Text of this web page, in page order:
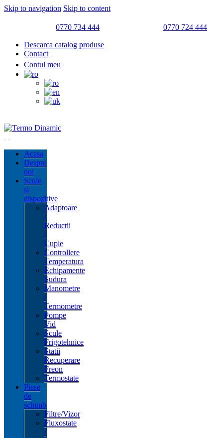
Skip to navigation Skip to content
0770 734 444 0770 724 444
Descarca catalog produse
Contact
Contul meu
Acasa
Despre
noi
Scule
si
dispozitive
Adaptoare
/
Reductii
/
Cuple
Controllere
Temperatura
Echipamente
Sudura
Manometre
/
Termometre
Pompe
Vid
Scule
Frigotehnice
Statii
Recuperare
Freon
Termostate
Piese
de
schimb
Filtre/Vizor
Fluxostate
/